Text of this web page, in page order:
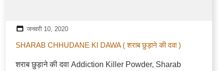
जनवरी 10, 2020
SHARAB CHHUDANE KI DAWA ( शराब छुड़ाने की दवा )
शराब छुड़ाने की दवा Addiction Killer Powder, Sharab